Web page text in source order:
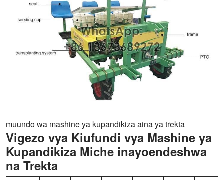
muundo wa mashine ya kupandikiza aina ya trekta
Vigezo vya Kiufundi vya Mashine ya
Kupandikiza Miche inayoendeshwa
na Trekta